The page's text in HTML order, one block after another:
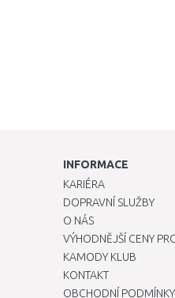
INFORMACE
KARIÉRA
DOPRAVNÍ SLUŽBY
O NÁS
VÝHODNĚJŠÍ CENY
KAMODY KLUB
KONTAKT
OBCHODNÍ PODMÍNKY